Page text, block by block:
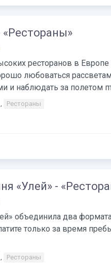
«Рестораны»
ресторанов в
любоваться
и наблюдать за полетом
, Рестораны
«Улей» -
объединила два
только за время
Рестораны